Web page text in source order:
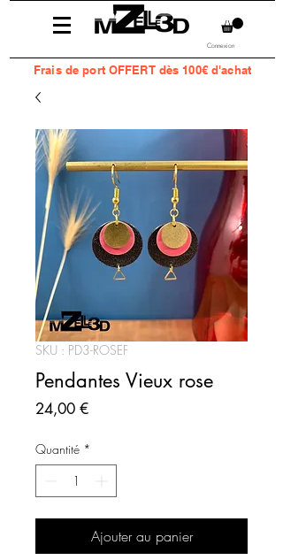
Connexion
Fraisde port OFFERT dès 100€ d'achat
SKU : PD3-ROSEF
Pendantes Vieux rose
24,00 €Prix
Quantité *
Ajouter au panier